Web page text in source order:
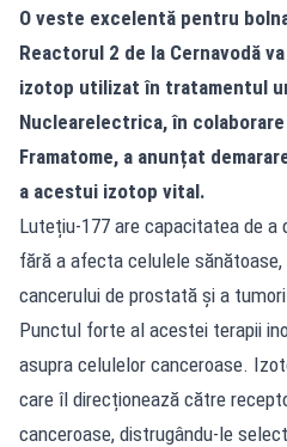
O veste excelentă pentru
Reactorul 2 de la Cernavodă
izotop utilizat în tratamentul
Nuclearelectrica, în
Framatome, a anunțat
a acestui izotop vital.
Lutețiu-177 are capacitatea de
fără a afecta celulele
cancerului de prostată și a
Punctul forte al acestei terapii
asupra celulelor canceroase.
care îl direcționează către
canceroase, distrugându-le